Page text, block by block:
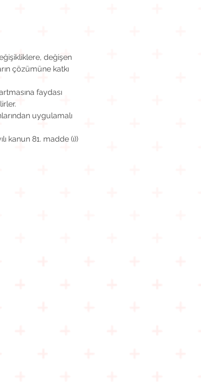
değişen
çözümüne katkı
faydası
uygulamalı
kanun 81. madde (ı))